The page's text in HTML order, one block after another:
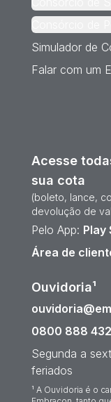
Simulador de
Falar com um
Acesse
sua cota
(boleto, lance,
devolução de
Pelo App: Play
Área de
Ouvidoria¹
0800 888
Segunda a
feriados
¹ A Ouvidoria é o